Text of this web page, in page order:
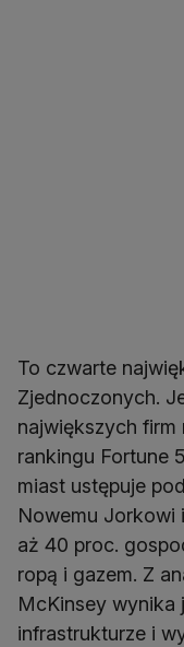
To czwarte
Zjednoczonych.
największych
rankingu Fortune
miast ustępuje
Nowemu Jorkowi
aż 40 proc.
ropą i gazem. Z
McKinsey wynika
infrastrukturze i